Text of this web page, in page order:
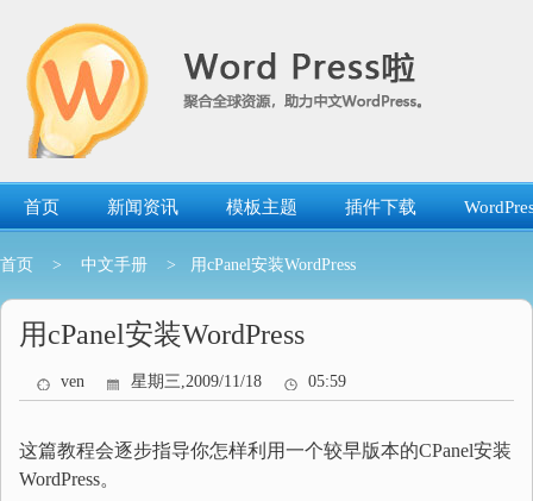
首页 新闻资讯 模板主题 插件下载
首页 > 中文手册 > 用cPanel安装WordPress
用cPanel安装WordPress
ven 星期三,2009/11/18 05:59
这篇教程会逐步指导你怎样利用一个较早版本的CPanel安装
WordPress。